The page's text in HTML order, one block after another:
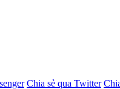
Chia sẻ qua Twitter